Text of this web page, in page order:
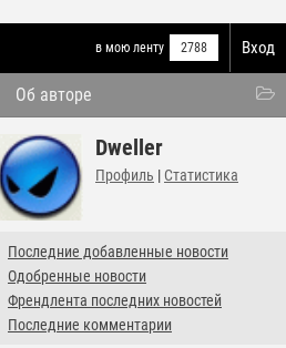
Вход
в мою ленту 2788
Об авторе
Dweller
Профиль | Статистика
Последние добавленные новости
Одобренные новости
Френдлента последних новостей
Последние комментарии